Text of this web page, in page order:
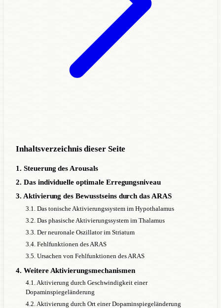
Inhaltsverzeichnis dieser Seite
1. Steuerung des Arousals
2. Das individuelle optimale Erregungsniveau
3. Aktivierung des Bewusstseins durch das ARAS
3.1. Das tonische Aktivierungssystem im Hypothalamus
3.2. Das phasische Aktivierungssystem im Thalamus
3.3. Der neuronale Oszillator im Striatum
3.4. Fehlfunktionen des ARAS
3.5. Ursachen von Fehlfunktionen des ARAS
4. Weitere Aktivierungsmechanismen
4.1. Aktivierung durch Geschwindigkeit einer
Dopaminspiegeländerung
4.2. Aktivierung durch Ort einer Dopaminspiegeländerung